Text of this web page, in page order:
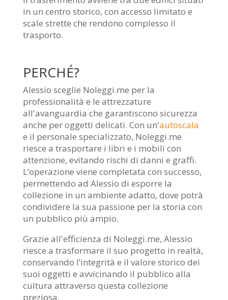
in un centro storico, con accesso limitato e
scale strette che rendono complesso il
trasporto.
PERCHÉ?
Alessio sceglie Noleggi.me per la
professionalità e le attrezzature
all'avanguardia che garantiscono sicurezza
anche per oggetti delicati. Con un'autoscala
e il personale specializzato, Noleggi.me
riesce a trasportare i libri e i mobili con
attenzione, evitando rischi di danni e graffi.
L’operazione viene completata con successo,
permettendo ad Alessio di esporre la
collezione in un ambiente adatto, dove potrà
condividere la sua passione per la storia con
un pubblico più ampio.
Grazie all'efficienza di Noleggi.me, Alessio
riesce a trasformare il suo progetto in realtà,
conservando l’integrità e il valore storico dei
suoi oggetti e avvicinando il pubblico alla
cultura attraverso questa collezione
preziosa.